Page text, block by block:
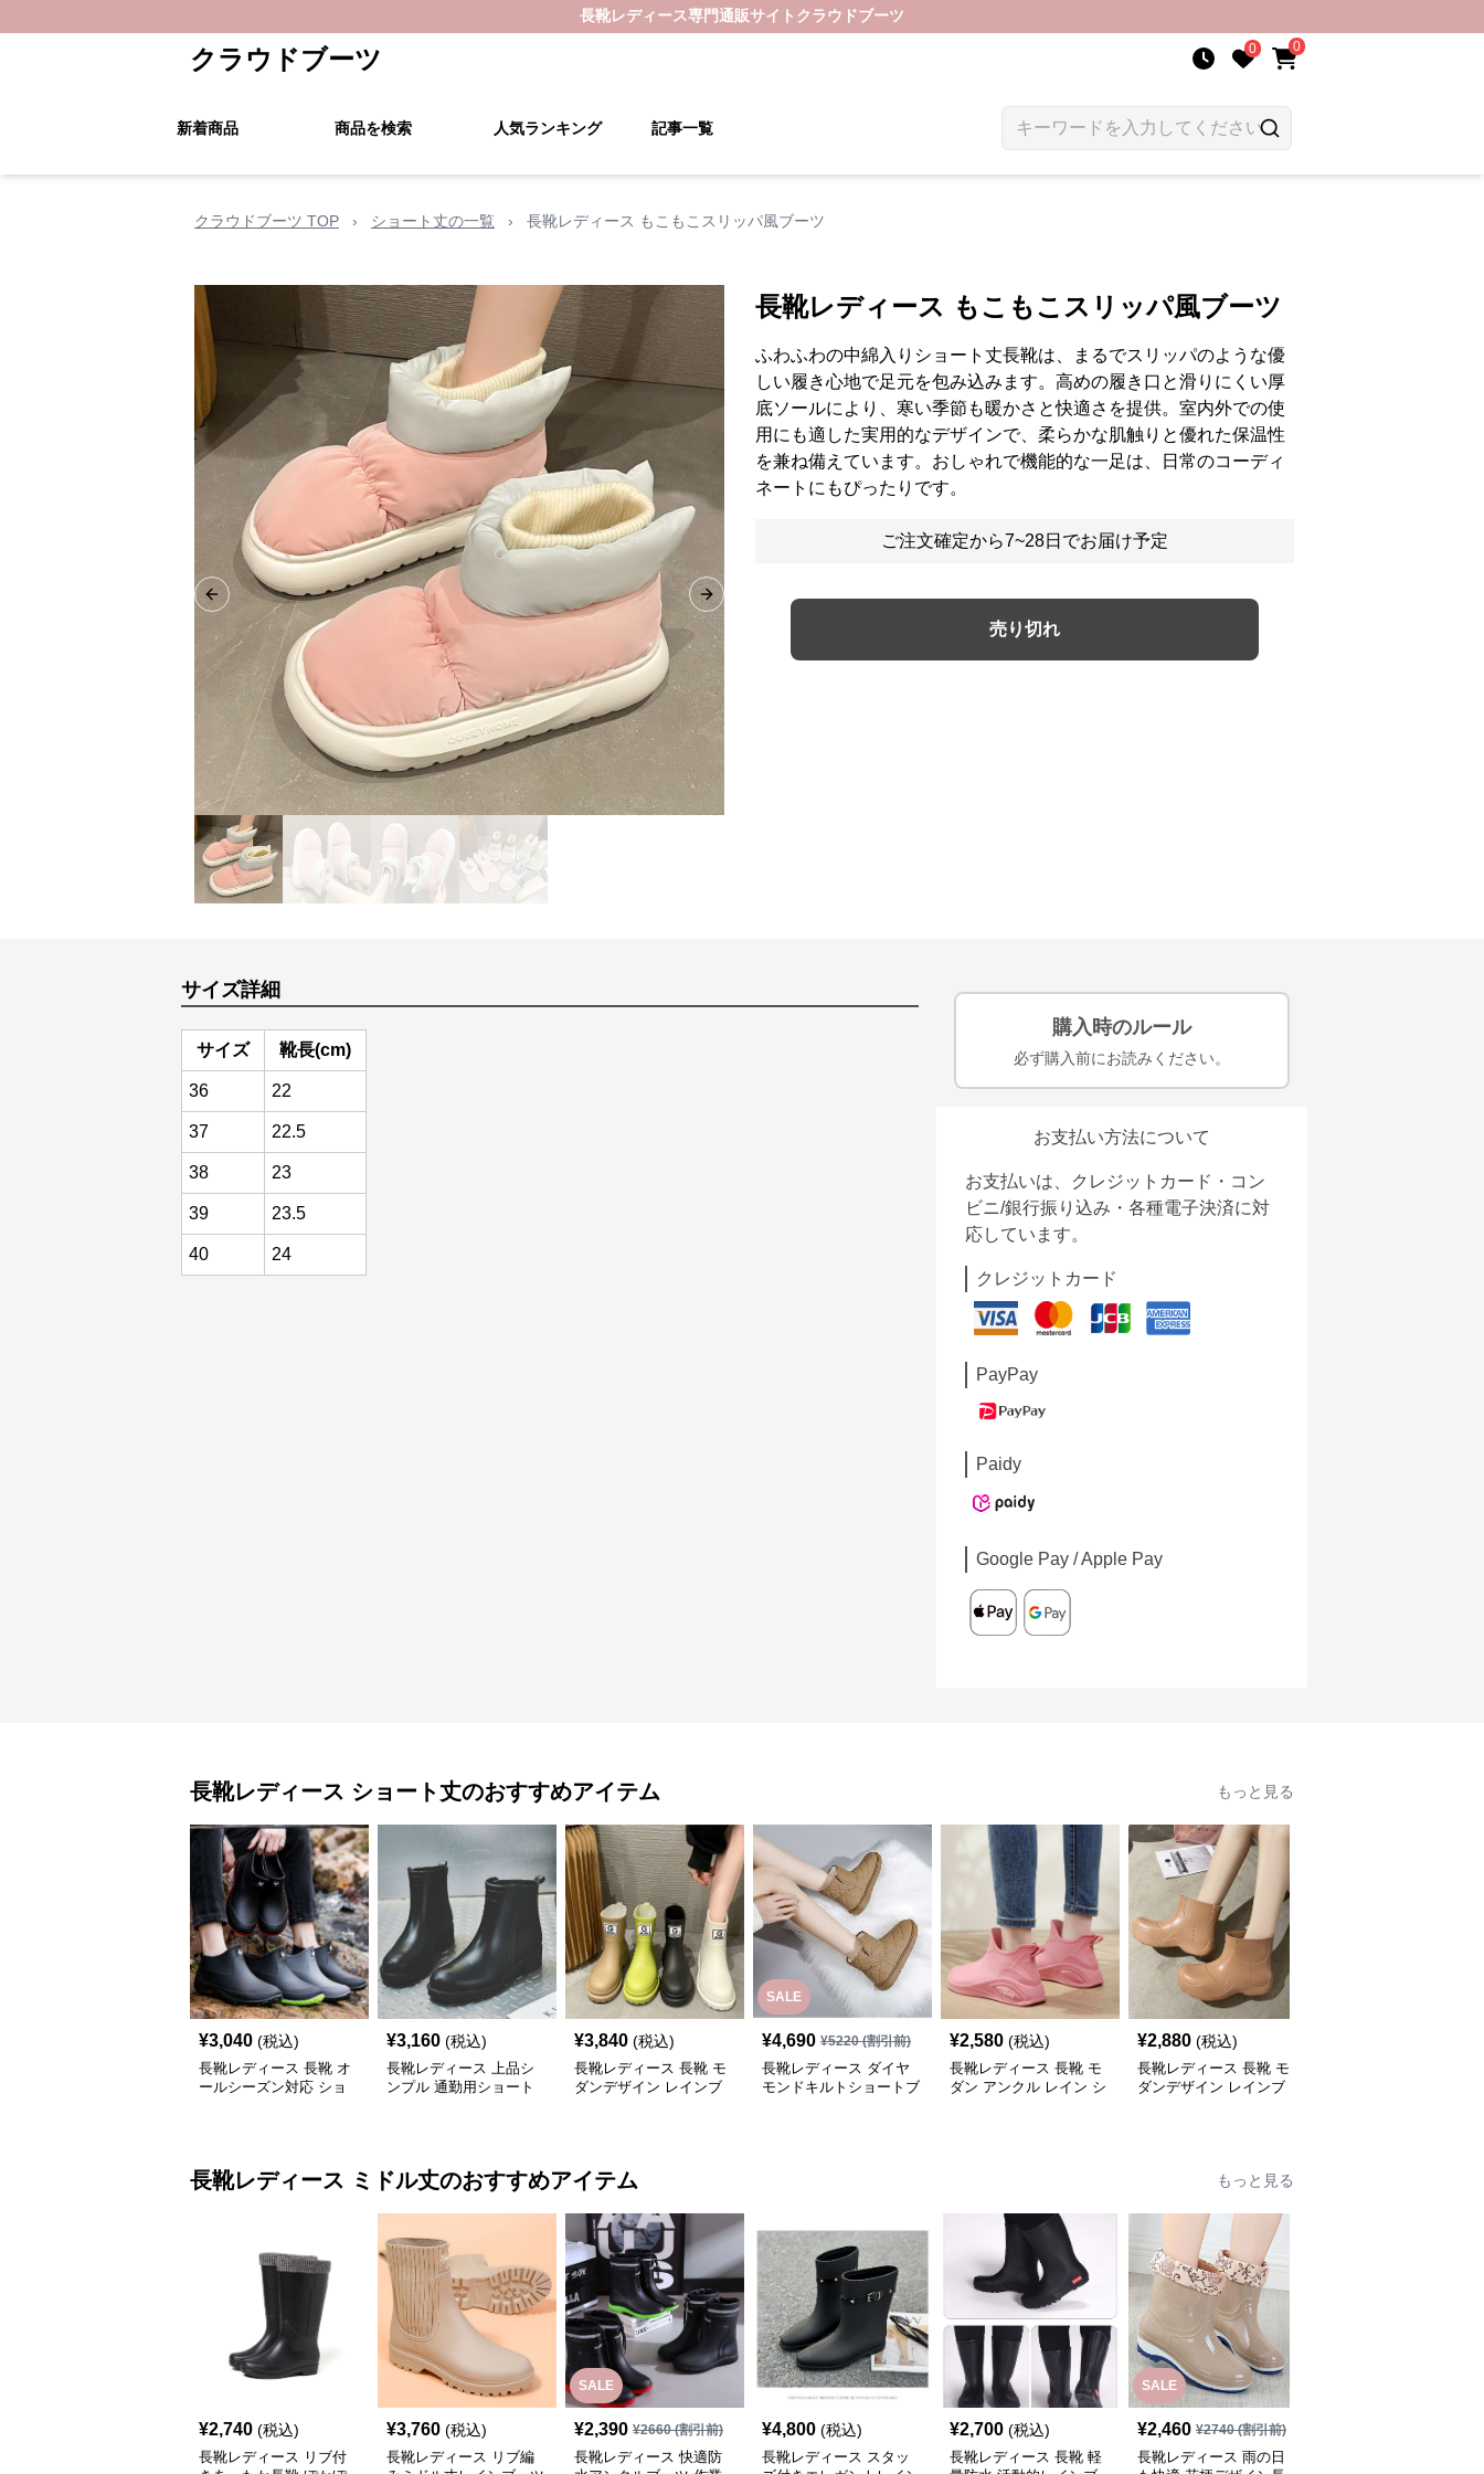
長靴レディース専門通販サイト クラウドブーツ
クラウドブーツ 0 0
新着商品 商品を検索 人気ランキング 記事一覧
クラウドブーツ TOP › ショート丈の一覧 › 長靴レディース もこもこスリッパ風ブーツ
Previous slide Next slide
長靴レディース もこもこスリッパ風ブーツ
ふわふわの中綿入りショート丈長靴は、まるでスリッパのような優
しい履き心地で足元を包み込みます。高めの履き口と滑りにくい厚
底ソールにより、寒い季節も暖かさと快適さを提供。室内外での使
用にも適した実用的なデザインで、柔らかな肌触りと優れた保温性
を兼ね備えています。おしゃれで機能的な一足は、日常のコーディ
ネートにもぴったりです。
ご注文確定から7~28日でお届け予定
売り切れ
サイズ詳細
サイズ 靴長(cm)
36 22
37 22.5
38 23
39 23.5
40 24
購入時のルール
必ず購入前にお読みください。
お支払い方法について
お支払いは、クレジットカード・コン
ビニ/銀行振り込み・各種電子決済に対
応しています。
クレジットカード
PayPay
Paidy
Google Pay / Apple Pay
長靴レディース ショート丈のおすすめアイテム もっと見る
¥3,040 (税込)
長靴レディース 長靴 オ
ールシーズン対応 ショ
¥3,160 (税込)
長靴レディース 上品シ
ンプル 通勤用ショート
¥3,840 (税込)
長靴レディース 長靴 モ
ダンデザイン レインブ
SALE
¥4,690 ¥5220(割引前)
長靴レディース ダイヤ
モンドキルトショートブ
¥2,580 (税込)
長靴レディース 長靴 モ
ダン アンクル レイン シ
¥2,880 (税込)
長靴レディース 長靴 モ
ダンデザイン レインブ
長靴レディース ミドル丈のおすすめアイテム もっと見る
¥2,740 (税込)
長靴レディース リブ付
¥3,760 (税込)
長靴レディース リブ編
SALE
¥2,390 ¥2660(割引前)
長靴レディース 快適防
¥4,800 (税込)
長靴レディース スタッ
¥2,700 (税込)
長靴レディース 長靴 軽
SALE
¥2,460 ¥2740(割引前)
長靴レディース 雨の日